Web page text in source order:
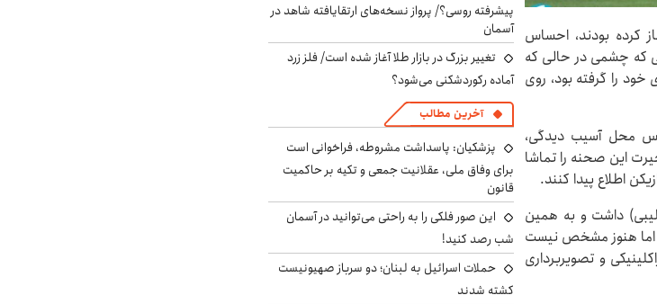
کرده بودند، احساس
که چشمی در حالی که
را گرفته بود، روی
محل آسیب دیدگی،
این صحنه را تماشا
اطلاع پیدا کنند.
داشت و به همین
اما هنوز مشخص نیست
و تصویربرداری
پیشرفته روسی؟/ پرواز نسخه‌های ارتقایافته شاهد در
آسمان
تغییر بزرگ در بازار طلا آغاز شده است/ فلز زرد
آماده رکوردشکنی می‌شود؟
آخرین مطالب
پزشکیان: پاسداشت مشروطه، فراخوانی است
برای وفاق ملی، عقلانیت جمعی و تکیه بر حاکمیت
قانون
این صور فلکی را به راحتی می‌توانید در آسمان
شب رصد کنید!
حملات اسرائیل به لبنان؛ دو سرباز صهیونیست
کشته شدند